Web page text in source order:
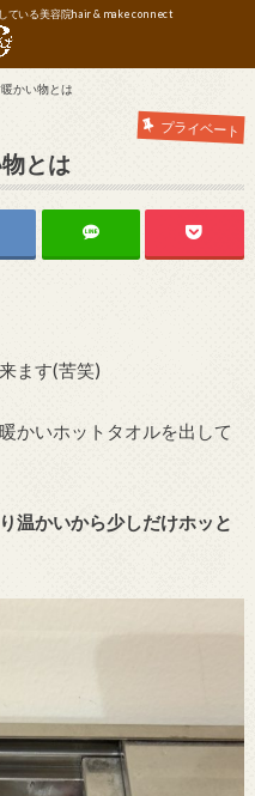
ている美容院hair & make connect
かい物とは
プライベート
とは
ます(苦笑)
かいホットタオルを出して
温かいから少しだけホッと